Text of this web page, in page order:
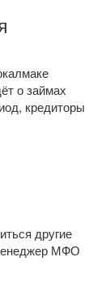
о займах
кредиторы
другие
МФО